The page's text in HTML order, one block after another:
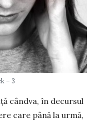
– 3
cândva, în decursul
care până la urmă,